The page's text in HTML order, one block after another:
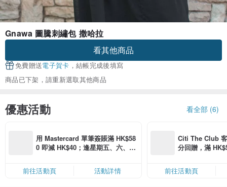
Gnawa 圖騰刺繡包 撒哈拉
看其他商品
免費贈送電子賀卡 ，結帳完成後填寫
商品已下架，請重新選取其他商品
優惠活動 看全部 (6)
用 Mastercard 單筆簽賬滿 HK$58
0 即減 HK$40；逢星期五、六、日
限，額滿即止，僅限「常用信用
卡」結帳）
前往活動頁 活動詳情
Citi The Club
分回贈，滿
前往活動頁